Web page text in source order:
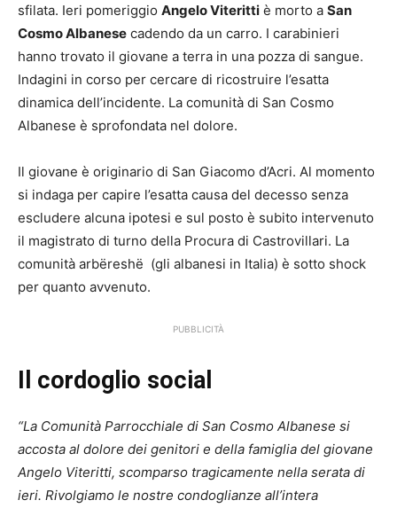
sfilata. Ieri pomeriggio Angelo Viteritti è morto a San
Cosmo Albanese cadendo da un carro. I carabinieri
hanno trovato il giovane a terra in una pozza di sangue.
Indagini in corso per cercare di ricostruire l’esatta
dinamica dell’incidente. La comunità di San Cosmo
Albanese è sprofondata nel dolore.
Il giovane è originario di San Giacomo d’Acri. Al momento
si indaga per capire l’esatta causa del decesso senza
escludere alcuna ipotesi e sul posto è subito intervenuto
il magistrato di turno della Procura di Castrovillari. La
comunità arbëreshë (gli albanesi in Italia) è sotto shock
per quanto avvenuto.
PUBBLICITÀ
Il cordoglio social
“La Comunità Parrocchiale di San Cosmo Albanese si
accosta al dolore dei genitori e della famiglia del giovane
Angelo Viteritti, scomparso tragicamente nella serata di
ieri. Rivolgiamo le nostre condoglianze all’intera